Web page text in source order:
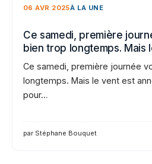
06 AVR 2025À LA UNE
Ce samedi, première
bien trop longtemps. Mais
Ce samedi, première journée
longtemps. Mais le vent est
pour…
par Stéphane Bouquet